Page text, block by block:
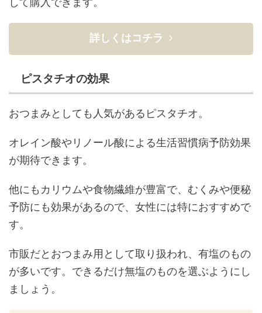
詳しくはコチラ
ピスタチオの効果
おつまみとしても人気があるピスタチオ。
オレイン酸やリノール酸による生活習慣病予防効果
が期待できます。
他にもカリウムや食物繊維が豊富で、むくみや便秘
予防にも効果があるので、女性には特におすすめで
す。
市販だとおつまみ用として取り扱われ、有塩のもの
が多いです。できるだけ無塩のものを選ぶようにし
ましょう。